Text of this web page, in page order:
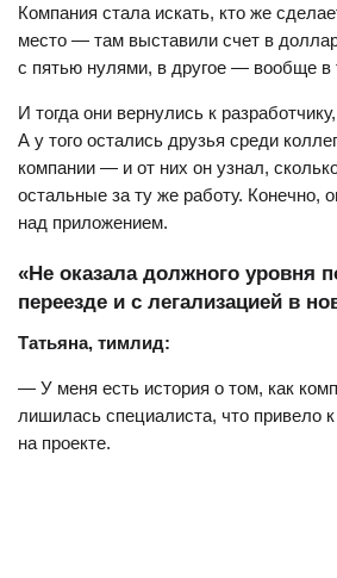
Компания стала искать, кто же
место — там выставили счет в
с пятью нулями, в другое — вообще в
И тогда они вернулись к
А у того остались друзья среди
компании — и от них он узнал,
остальные за ту же работу. Конечно,
над приложением.
«Не оказала должного уровня
переезде и с легализацией в
Татьяна, тимлид:
— У меня есть история о том, как
лишилась специалиста, что привело
на проекте.